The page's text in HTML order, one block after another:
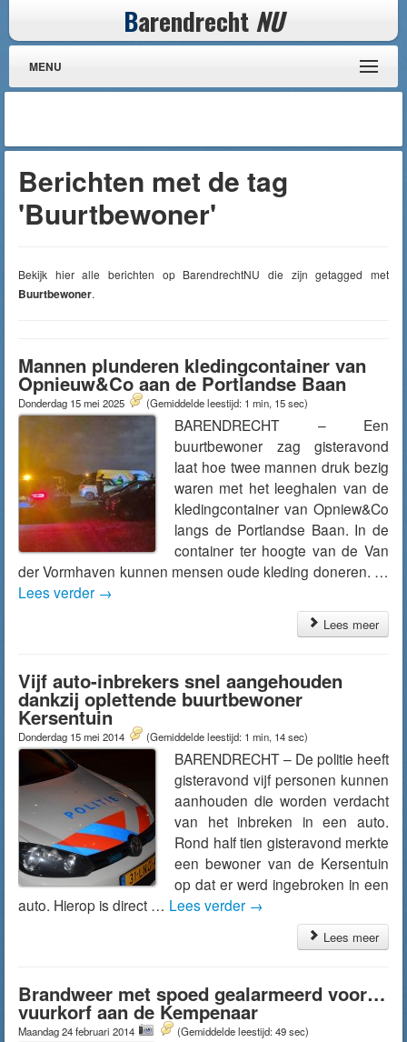
Barendrecht NU
MENU
Berichten met de tag
'Buurtbewoner'
Bekijk hier alle berichten op BarendrechtNU die zijn getagged met
Buurtbewoner.
Mannen plunderen kledingcontainer van
Opnieuw&Co aan de Portlandse Baan
Donderdag 15 mei 2025 (Gemiddelde leestijd: 1 min, 15 sec)
BARENDRECHT – Een
buurtbewoner zag gisteravond
laat hoe twee mannen druk bezig
waren met het leeghalen van de
kledingcontainer van Opniew&Co
langs de Portlandse Baan. In de
container ter hoogte van de Van
der Vormhaven kunnen mensen oude kleding doneren. …
Lees verder →
Lees meer
Vijf auto-inbrekers snel aangehouden
dankzij oplettende buurtbewoner
Kersentuin
Donderdag 15 mei 2014 (Gemiddelde leestijd: 1 min, 14 sec)
BARENDRECHT – De politie heeft
gisteravond vijf personen kunnen
aanhouden die worden verdacht
van het inbreken in een auto.
Rond half tien gisteravond merkte
een bewoner van de Kersentuin
op dat er werd ingebroken in een
auto. Hierop is direct … Lees verder →
Lees meer
Brandweer met spoed gealarmeerd voor…
vuurkorf aan de Kempenaar
Maandag 24 februari 2014 (Gemiddelde leestijd: 49 sec)